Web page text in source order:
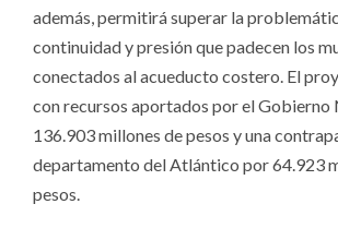
además, permitirá superar la
continuidad y presión que padecen los
conectados al acueducto costero. El
con recursos aportados por el Gobierno
136.903 millones de pesos y una
departamento del Atlántico por 64.923
pesos.